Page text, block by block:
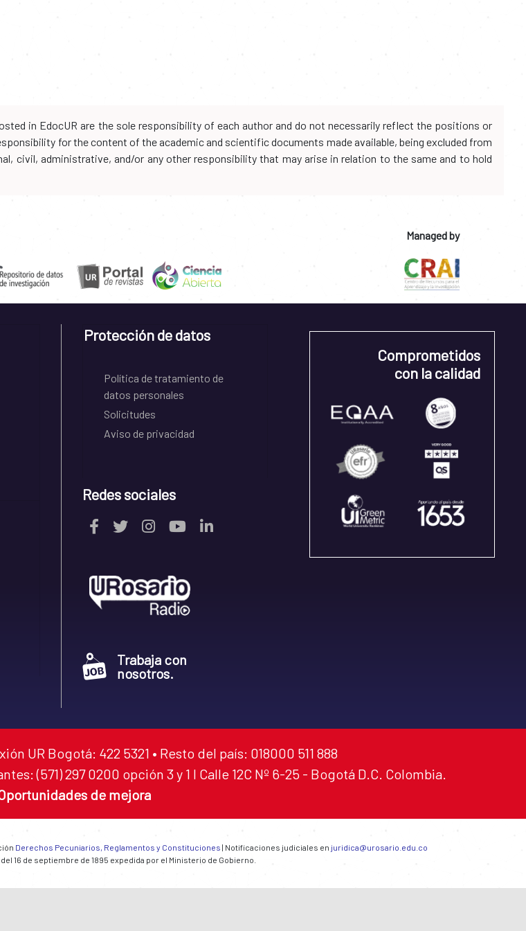
in EdocUR are the sole responsibility of each author and do not necessarily reflect the positions or
for the content of the academic and scientific documents made available, being excluded from
civil, administrative, and/or any other responsibility that may arise in relation to the same and to hold
Managed by
Protección de datos
Política de tratamiento de
datos personales
Solicitudes
Aviso de privacidad
Redes sociales
Trabaja con
nosotros.
Comprometidos
con la calidad
UR Bogotá: 422 5321 • Resto del país: 018000 511 888
(571) 297 0200 opción 3 y 1 I Calle 12C Nº 6-25 - Bogotá D.C. Colombia.
de mejora
Derechos Pecuniarios, Reglamentos y Constituciones | Notificaciones judiciales en juridica@urosario.edu.co
16 de septiembre de 1895 expedida por el Ministerio de Gobierno.